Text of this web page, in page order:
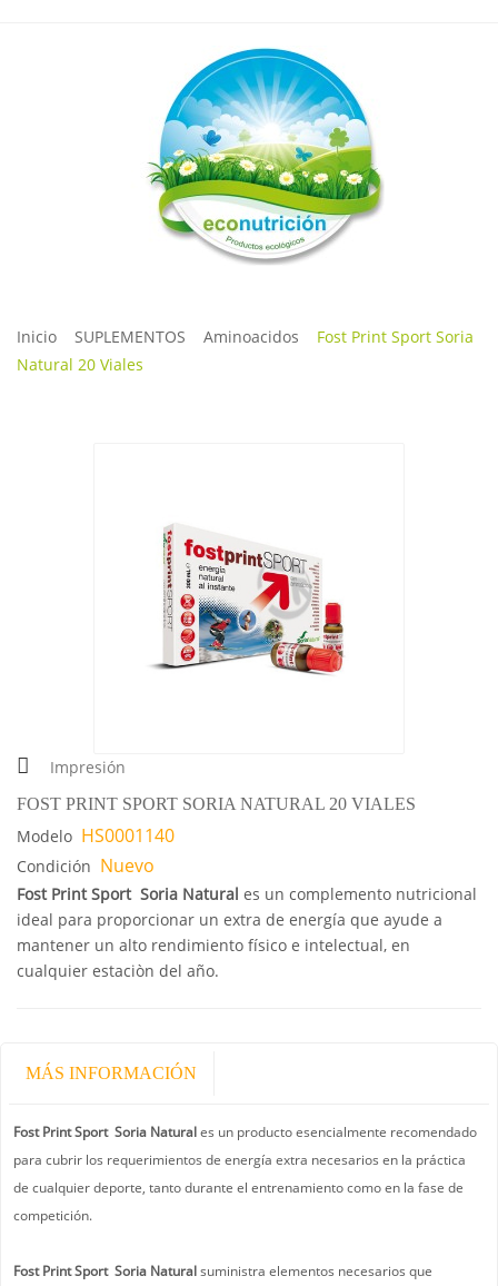
Inicio SUPLEMENTOS Aminoacidos
Fost Print Sport Soria
Natural 20 Viales
Impresión
FOST PRINT SPORT SORIA NATURAL 20 VIALES
Modelo HS0001140
Condición Nuevo
Fost Print Sport Soria Natural es un complemento nutricional
ideal para proporcionar un extra de energía que ayude a
mantener un alto rendimiento físico e intelectual, en
cualquier estaciòn del año.
MÁS INFORMACIÓN
Fost Print Sport Soria Naturales un producto esencialmente recomendado
para cubrir los requerimientos de energía extra necesarios en la práctica
de cualquier deporte, tanto durante el entrenamiento como en la fase de
competición.
Fost Print Sport Soria Naturalsuministra elementos necesarios que